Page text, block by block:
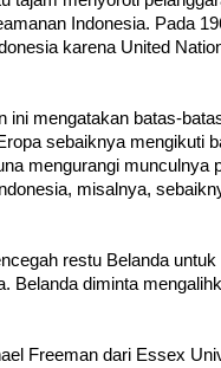
Indonesia. Pada
karena United
ini mengatakan batas-
sebaiknya mengikuti
mengurangi munculnya
misalnya,
restu Belanda
Belanda diminta
Freeman dari Essex